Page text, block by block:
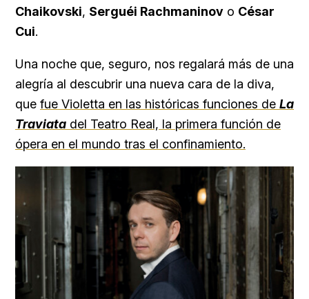
Chaikovski, Serguéi Rachmaninov o César
Cui.
Una noche que, seguro, nos regalará más de una
alegría al descubrir una nueva cara de la diva,
que fue Violetta en las históricas funciones de La
Traviata del Teatro Real, la primera función de
ópera en el mundo tras el confinamiento.